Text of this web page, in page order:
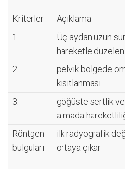
Kriterler
Açıklama
1.
Üç aydan uzun
hareketle düzelen
2.
pelvik bölgede
kısıtlanması
3.
göğüste sertlik ve
almada
Röntgen
bulguları
ilk radyografik
ortaya çıkar